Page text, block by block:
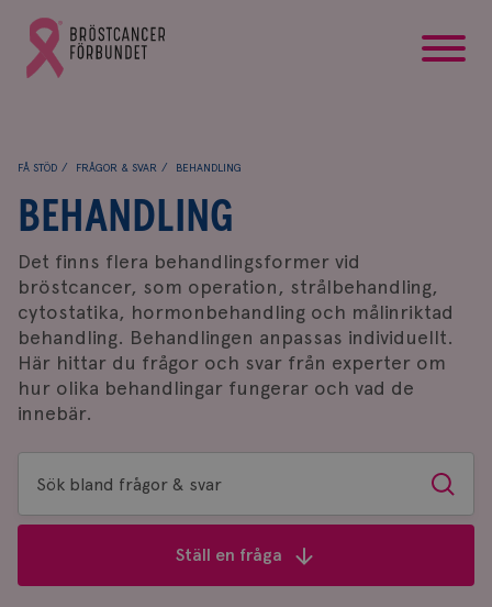
Gå
till
Bröstcancerförbundets
FÅ STÖD FRÅGOR & SVAR BEHANDLING
BEHANDLING
Det finns flera behandlingsformer vid
bröstcancer, som operation, strålbehandling,
cytostatika, hormonbehandling och målinriktad
behandling. Behandlingen anpassas individuellt.
Här hittar du frågor och svar från experter om
hur olika behandlingar fungerar och vad de
innebär.
Sök
bland
&
Sök
Ställ en fråga